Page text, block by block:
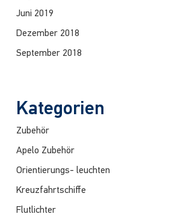
Juni 2019
Dezember 2018
September 2018
Kategorien
Zubehör
Apelo Zubehör
Orientierungs- leuchten
Kreuzfahrtschiffe
Flutlichter